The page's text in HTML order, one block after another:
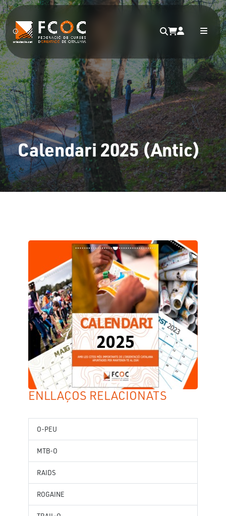
Calendari 2025 (Antic)
ENLLAÇOS RELACIONATS
O-PEU
MTB-O
RAIDS
ROGAINE